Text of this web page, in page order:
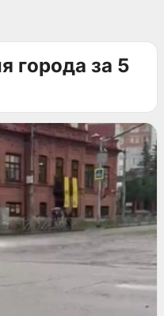
города за 5